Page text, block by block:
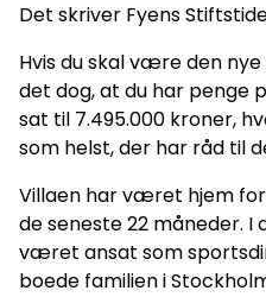
Det skriver Fyens
Hvis du skal være den
det dog, at du har penge
sat til 7.495.000 kroner,
som helst, der har råd til
Villaen har været hjem
de seneste 22 måneder. I
været ansat som
boede familien i